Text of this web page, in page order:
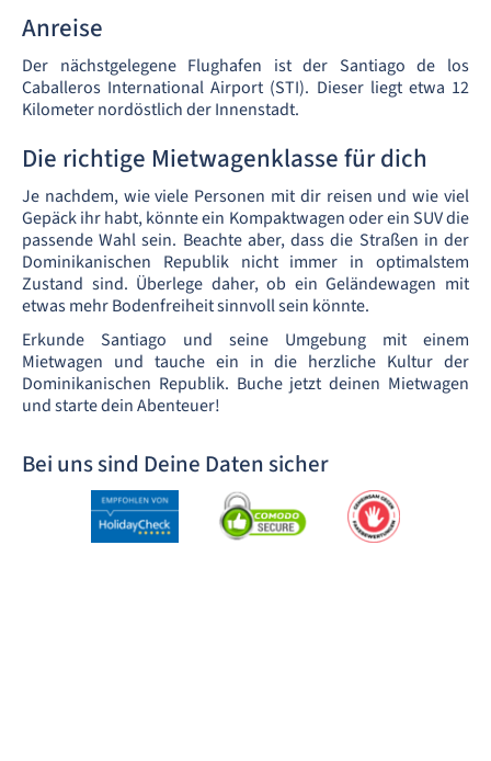
Anreise
Der nächstgelegene Flughafen ist der Santiago de los
Caballeros International Airport (STI). Dieser liegt etwa 12
Kilometer nordöstlich der Innenstadt.
Die richtige Mietwagenklasse für dich
Je nachdem, wie viele Personen mit dir reisen und wie viel
Gepäck ihr habt, könnte ein Kompaktwagen oder ein SUV die
passende Wahl sein. Beachte aber, dass die Straßen in der
Dominikanischen Republik nicht immer in optimalstem
Zustand sind. Überlege daher, ob ein Geländewagen mit
etwas mehr Bodenfreiheit sinnvoll sein könnte.
Erkunde Santiago und seine Umgebung mit einem
Mietwagen und tauche ein in die herzliche Kultur der
Dominikanischen Republik. Buche jetzt deinen Mietwagen
und starte dein Abenteuer!
Bei uns sind Deine Daten sicher